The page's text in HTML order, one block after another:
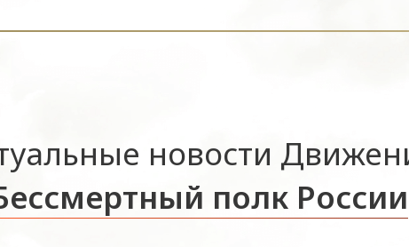
новости
полк России